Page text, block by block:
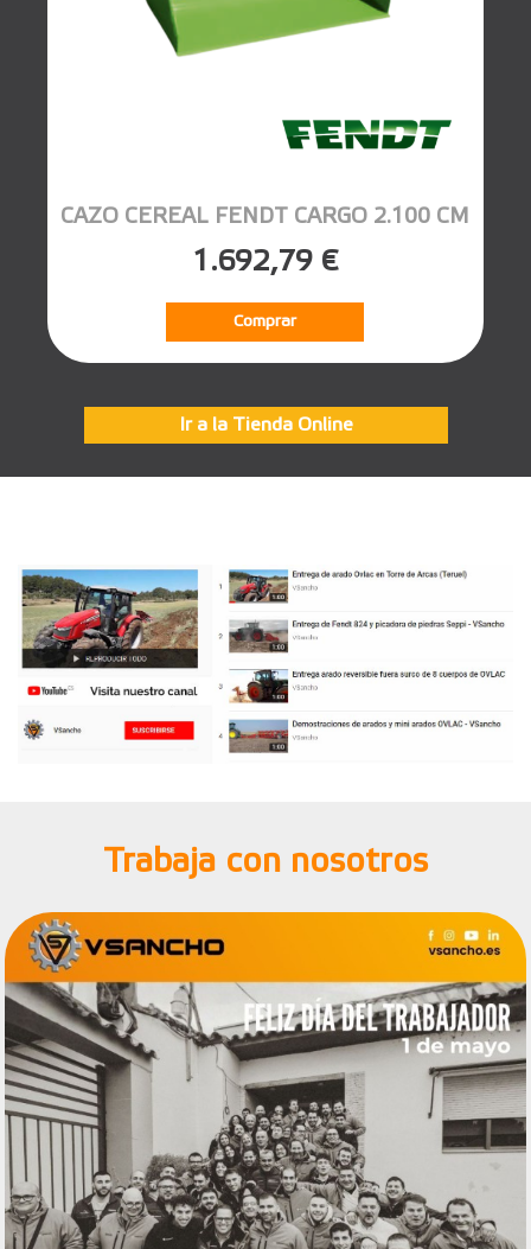
CAZO CEREAL FENDT CARGO 2.100 CM
1.692,79 €
Comprar
Ir a la Tienda Online
Trabaja con nosotros